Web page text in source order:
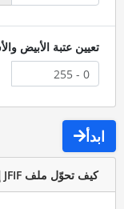
تعيين عتبة الأبيض
ابدأ
كيف تحوّل ملف JFIF إلى ملف WEBP؟